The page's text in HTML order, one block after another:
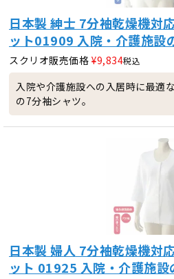
日本製 紳士 7分袖乾燥機対
ット01909 入院・介護施設
スクリオ販売価格 ¥9,834税込
入院や介護施設への入居時に最適
の7分袖シャツ。
日本製 婦人 7分袖乾燥機対
ット 01925 入院・介護施設